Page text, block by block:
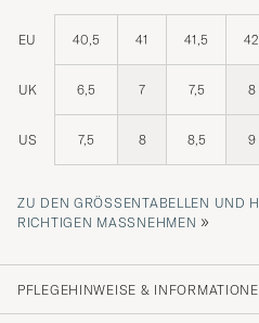
EU 40,5 41 41,5 42
UK 6,5 7 7,5 8
US 7,5 8 8,5 9
ZU DEN GRÖSSENTABELLEN UND
ICHTIGEN MASSNEHMEN
»
PFLEGEHINWEISE &